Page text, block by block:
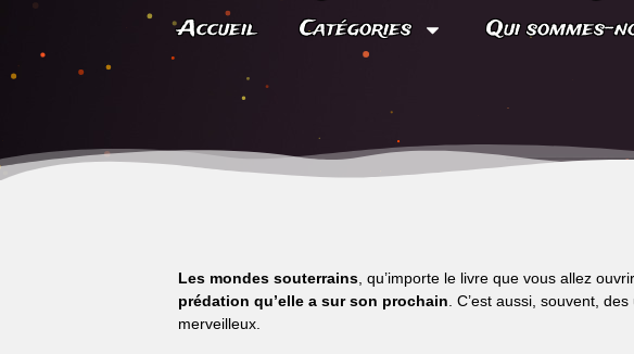
Accueil Catégories Qui sommes-
Les mondes souterrains , qu’importe le livre que vous allez
prédation qu’elle a sur son prochain . C’est aussi, souvent,
merveilleux.